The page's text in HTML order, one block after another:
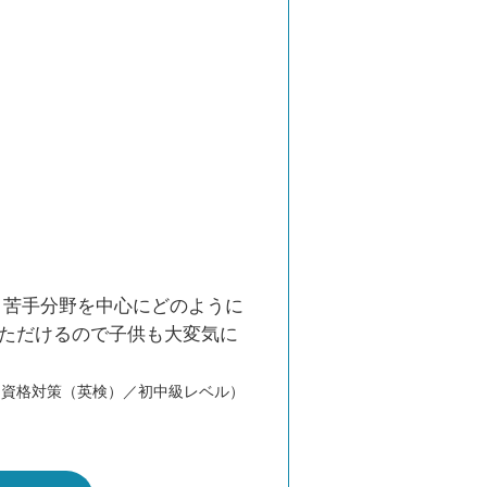
手分野を中心にどのように
だけるので子供も大変気に
格対策（英検）／初中級レベル）